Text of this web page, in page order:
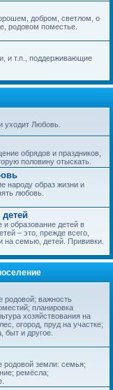
добром, светлом, о
родовом поместье.
и т.п., поддерживающие
уходит Любовь.
обрядов и праздников,
половину отыскать.
народу образ жизни и
любовь.
образование детей в
– это, прежде всего,
на семью, детей. Прививки.
родовой; важность
планировка
хозяйствования на
огород, пруд на участке;
быт и другое.
родовой земли: семья;
ремёсла;